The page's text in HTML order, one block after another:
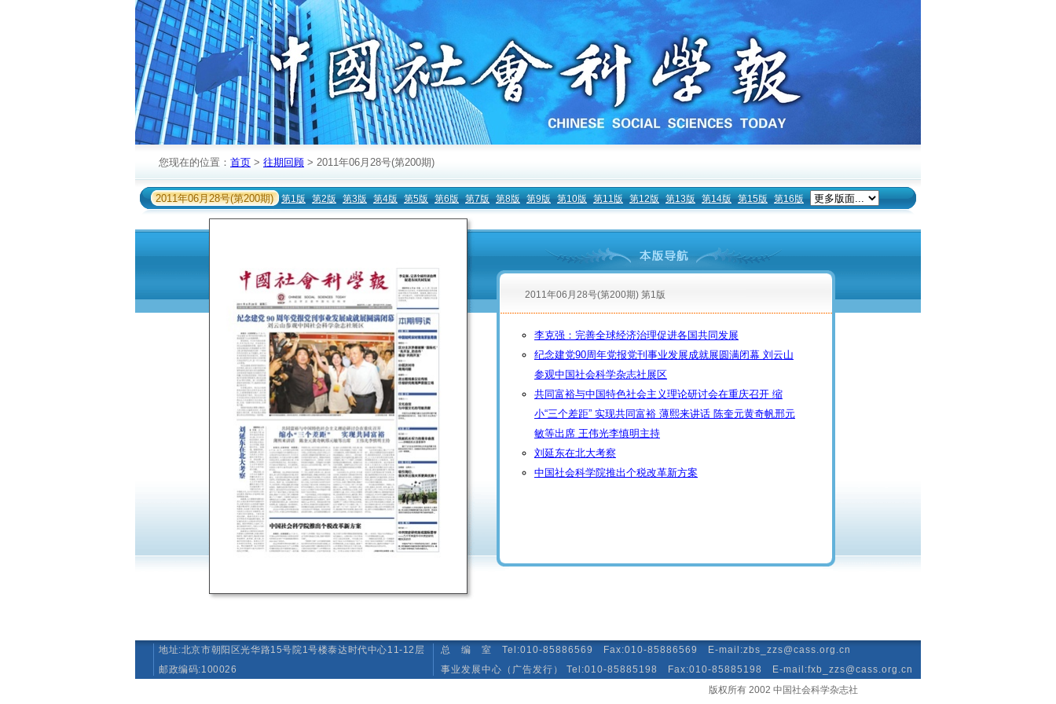
您现在的位置： 首页 > 往期回顾 > 2011年06月28号(第200期)
2011年06月28号(第200期) 第1版 第2版 第3版 第4版 第5版 第6版 第7版 第8版 第9版 第10版 第11版 第12版 第13版 第14版 第15版 第16版
2011年06月28号(第200期) 第1版
李克强：完善全球经济治理促进各国共同发展
纪念建党90周年党报党刊事业发展成就展圆满闭幕 刘云山
参观中国社会科学杂志社展区
共同富裕与中国特色社会主义理论研讨会在重庆召开 缩
小“三个差距” 实现共同富裕 薄熙来讲话 陈奎元黄奇帆邢元
敏等出席 王伟光李慎明主持
刘延东在北大考察
中国社会科学院推出个税改革新方案
地址:北京市朝阳区光华路15号院1号楼泰达时代中心11-12层
邮政编码:100026
总 编 室 Tel:010-85886569 Fax:010-85886569 E-mail:zbs_zzs@cass.org.cn
事业发展中心（广告发行） Tel:010-85885198 Fax:010-85885198 E-mail:fxb_zzs@cass.org.cn
版权所有 2002 中国社会科学杂志社